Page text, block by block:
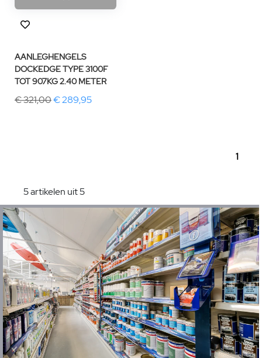
AANLEGHENGELS
DOCKEDGE TYPE 3100F
TOT 907KG 2.40 METER
€ 321,00€ 289,95
1
5 artikelen uit 5